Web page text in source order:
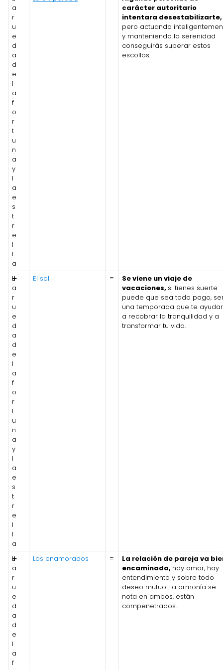
a
r
u
e
d
a
d
e
l
a
f
o
r
t
u
n
a
y
l
a
e
s
t
r
e
l
l
a
carácter autoritario
intentara desestabilizarte,
pero actuando
y manteniendo la serenidad
conseguirás superar estos
escollos.
L
a
r
u
e
d
a
d
e
l
a
f
o
r
t
u
n
a
y
l
a
e
s
t
r
e
l
l
a
➕ El sol =
Se viene un viaje de
vacaciones, si tienes suerte
puede que sea todo pago,
una temporada que te
a recobrar la tranquilidad y a
transformar tu vida.
L
a
r
u
e
d
a
d
e
l
a
f
➕ Los enamorados =
La relación de pareja va
encaminada, hay amor, hay
entendimiento y sobre todo
deseo mutuo. La armonía se
nota en ambos, están
compenetrados.